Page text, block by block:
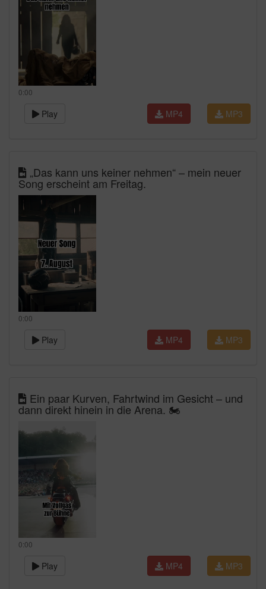
0:00
Play MP3
MP4
„Das kann uns keiner nehmen“ – mein neuer
Song erscheint am Freitag.
0:00
Play MP3
MP4
Ein paar Kurven, Fahrtwind im Gesicht – und
dann direkt hinein in die Arena. 🏍️
0:00
Play MP3
MP4